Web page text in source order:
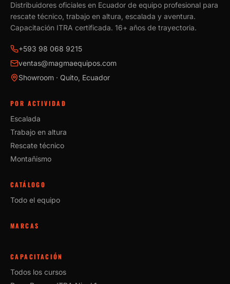
Distribuidores oficiales en Ecuador de equipo profesional para
rescate técnico, trabajo en altura, escalada y aventura.
Capacitación ITRA certificada. 16+ años de trayectoria.
+593 98 068 9215
ventas@magmaequipos.com
Showroom · Quito, Ecuador
POR ACTIVIDAD
Escalada
Trabajo en altura
Rescate técnico
Montañismo
CATÁLOGO
Todo el equipo
MARCAS
CAPACITACIÓN
Todos los cursos